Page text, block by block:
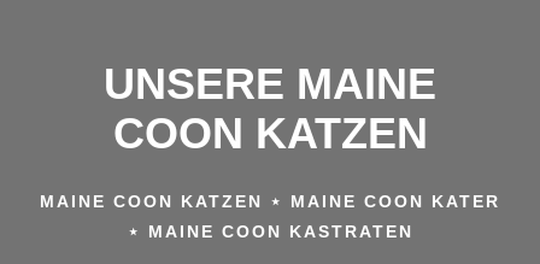
UNSERE MAINE
COON KATZEN
MAINE COON KATZEN ⋆ MAINE COON KATER
⋆ MAINE COON KASTRATEN